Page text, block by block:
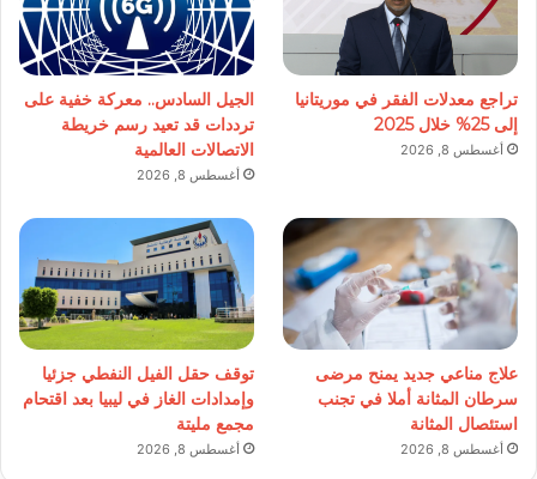
تراجع معدلات الفقر في موريتانيا
إلى 25% خلال 2025
أغسطس 8, 2026
الجيل السادس.. معركة خفية على
ترددات قد تعيد رسم خريطة
الاتصالات العالمية
أغسطس 8, 2026
علاج مناعي جديد يمنح مرضى
سرطان المثانة أملا في تجنب
استئصال المثانة
أغسطس 8, 2026
توقف حقل الفيل النفطي جزئيا
وإمدادات الغاز في ليبيا بعد اقتحام
مجمع مليتة
أغسطس 8, 2026